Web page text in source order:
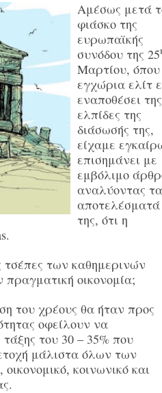
Αμέσως μετά
φιάσκο της
ευρωπαϊκής
συνόδου της 25
Μαρτίου, όπου
εγχώρια ελίτ
εναποθέσει της
ελπίδες της
διάσωσής της,
είχαμε
επισημάνει με
εμβόλιμο
αναλύοντας τα
αποτελέσματά
της, ότι η
τσέπες των καθημερινών
οικονομία;
του χρέους θα ήταν προς
οφείλουν να
του 30 – 35% που
μάλιστα όλων των
κοινωνικό και